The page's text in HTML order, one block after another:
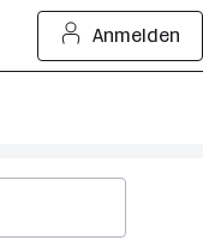
Anmelden